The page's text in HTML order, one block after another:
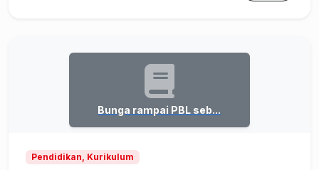
Bunga rampai PBL seb...
Pendidikan, Kurikulum